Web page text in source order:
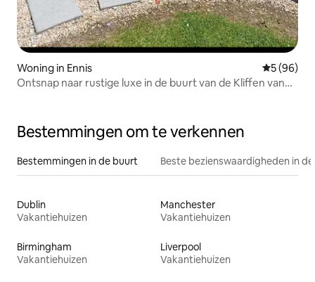
Woning in Ennis
5 (96)
Ontsnap naar rustige luxe in de buurt van de Kliffen van
Bestemmingen om te verkennen
Bestemmingen in de buurt Beste bezienswaardigheden in
Dublin
Vakantiehuizen
Manchester
Vakantiehuizen
Birmingham
Vakantiehuizen
Liverpool
Vakantiehuizen